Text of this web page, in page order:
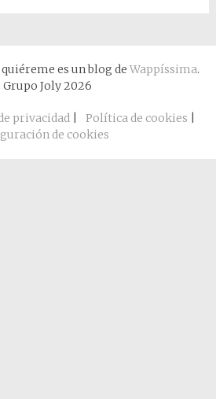
es un blog de Wappíssima.
Joly 2026
privacidad| Política de cookies
de cookies